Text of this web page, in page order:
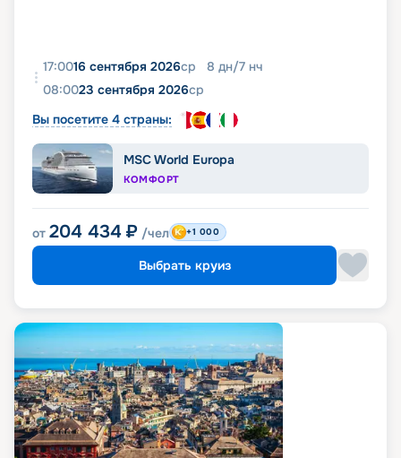
17:0016 сентября 2026ср 8 дн/7 нч
08:0023 сентября 2026ср
Вы посетите 4 страны:
MSC World Europa
КОМФОРТ
от 204 434 ₽ /чел +1 000
Выбрать круиз